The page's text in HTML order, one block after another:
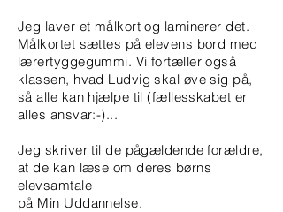
Jeg laver et målkort og laminerer det.
Målkortet sættes på elevens bord med
lærertyggegummi. Vi fortæller også
klassen, hvad Ludvig skal øve sig på,
så alle kan hjælpe til (fællesskabet er
alles ansvar:-)...
Jeg skriver til de pågældende forældre,
at de kan læse om deres børns
elevsamtale
på Min Uddannelse.